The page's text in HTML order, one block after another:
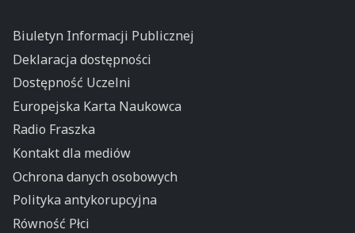
Biuletyn Informacji Publicznej
Deklaracja dostępności
Dostępność Uczelni
Europejska Karta Naukowca
Radio Fraszka
Kontakt dla mediów
Ochrona danych osobowych
Polityka antykorupcyjna
Równość Płci